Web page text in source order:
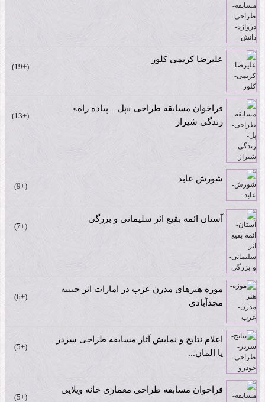
علیرضا کریمی کلور
+19
فراخوان مسابقه طراحی «پل _ پیاده راه»
زندگی شیراز
+13
شورش عابد
+9
آستان ائمه بقیع اثر سلیمانی و بزرگی
+7
موزه هنرهای مدرن عرب در امارات اثر حبیبه
مجدآبادی
+6
اعلام نتایج و نمایش آثار مسابقه طراحی سردر
یا المان...
+5
فراخوان مسابقه طراحی معماری خانه ویلایی
+5